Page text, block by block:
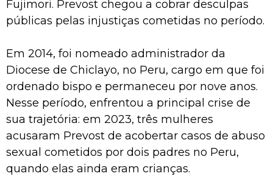
Fujimori. Prevost chegou a cobrar desculpas
públicas pelas injustiças cometidas no período.
Em 2014, foi nomeado administrador da
Diocese de Chiclayo, no Peru, cargo em que foi
ordenado bispo e permaneceu por nove anos.
Nesse período, enfrentou a principal crise de
sua trajetória: em 2023, três mulheres
acusaram Prevost de acobertar casos de abuso
sexual cometidos por dois padres no Peru,
quando elas ainda eram crianças.